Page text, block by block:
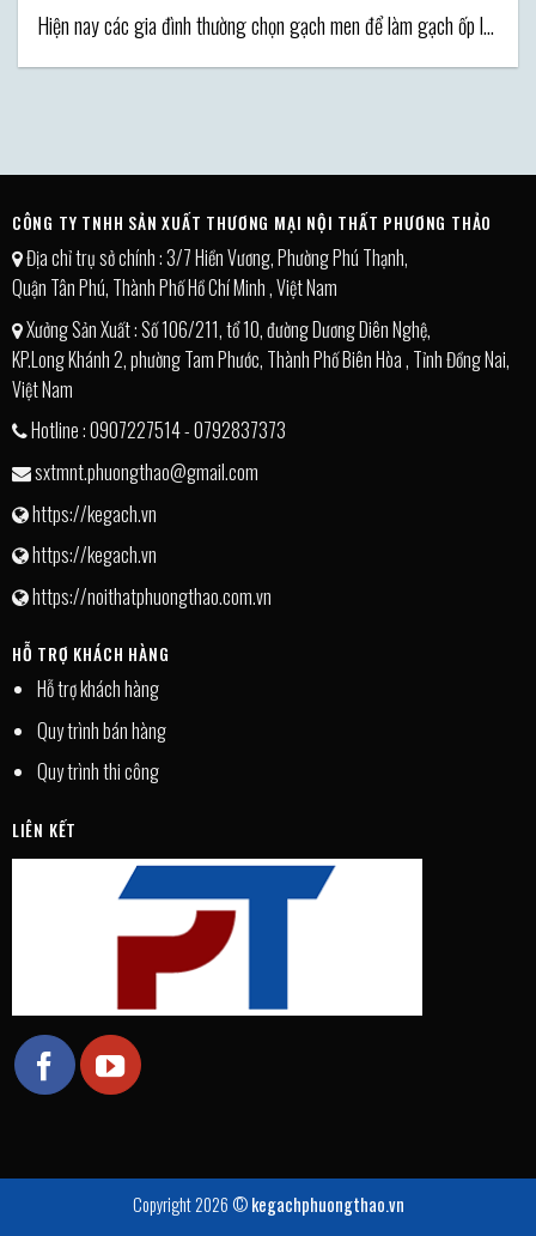
Hiện nay các gia đình thường chọn gạch men để làm gạch ốp lát
cho
CÔNG TY TNHH SẢN XUẤT THƯƠNG MẠI NỘI THẤT PHƯƠNG THẢO
Địa chỉ trụ sở chính : 3/7 Hiền Vương, Phường Phú Thạnh,
Quận Tân Phú, Thành Phố Hồ Chí Minh , Việt Nam
Xưởng Sản Xuất : Số 106/211, tổ 10, đường Dương Diên Nghệ,
KP.Long Khánh 2, phường Tam Phước, Thành Phố Biên Hòa , Tỉnh Đồng Nai,
Việt Nam
Hotline : 0907227514 - 0792837373
sxtmnt.phuongthao@gmail.com
https://kegach.vn
https://kegach.vn
https://noithatphuongthao.com.vn
HỖ TRỢ KHÁCH HÀNG
Hỗ trợ khách hàng
Quy trình bán hàng
Quy trình thi công
LIÊN KẾT
Copyright 2026 ©kegachphuongthao.vn